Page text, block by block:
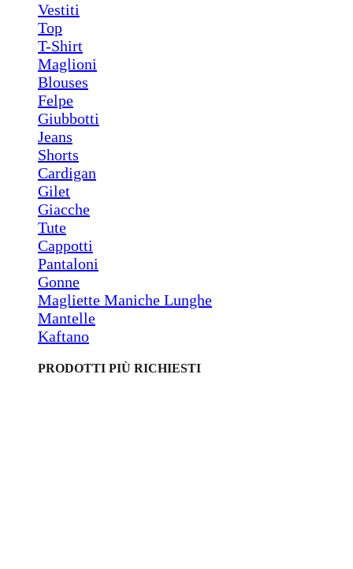
Vestiti
Top
T-Shirt
Maglioni
Blouses
Felpe
Giubbotti
Jeans
Shorts
Cardigan
Gilet
Giacche
Tute
Cappotti
Pantaloni
Gonne
Magliette Maniche Lunghe
Mantelle
Kaftano
PRODOTTI PIÙ RICHIESTI